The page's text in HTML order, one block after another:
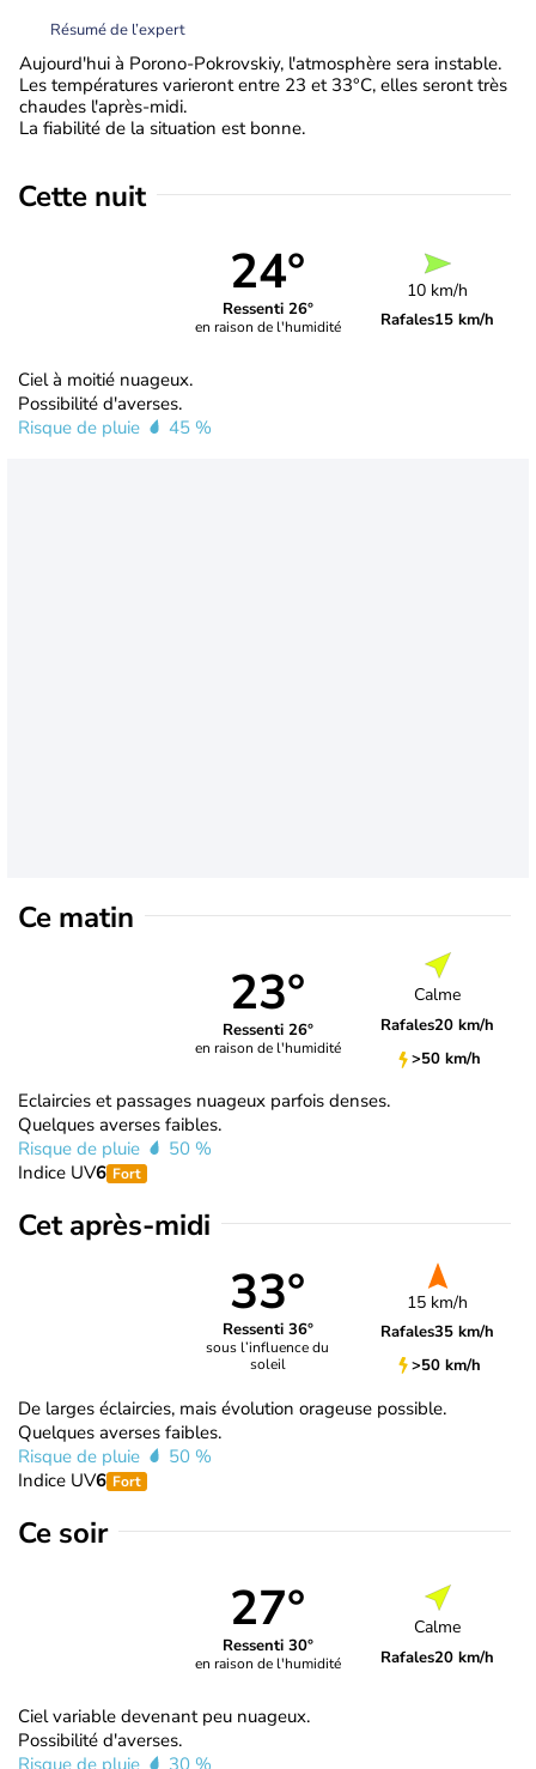
Résumé de l’expert
Aujourd'hui à Porono-Pokrovskiy, l'atmosphère sera instable.
Les températures varieront entre 23 et 33°C, elles seront très
chaudes l'après-midi.
La fiabilité de la situation est bonne.
Cette nuit
24°
Ressenti 26°
en raison de l'humidité
10 km/h
Rafales15 km/h
Ciel à moitié nuageux.
Possibilité d'averses.
Risque de pluie
45 %
Ce matin
23°
Ressenti 26°
en raison de l'humidité
Calme
Rafales20 km/h
>50 km/h
Eclaircies et passages nuageux parfois denses.
Quelques averses faibles.
Risque de pluie
50 %
Indice UV6 Fort
Cet après-midi
33°
Ressenti 36°
sous l’influence du
soleil
15 km/h
Rafales35 km/h
>50 km/h
De larges éclaircies, mais évolution orageuse possible.
Quelques averses faibles.
Risque de pluie
50 %
Indice UV6 Fort
Ce soir
27°
Ressenti 30°
en raison de l'humidité
Calme
Rafales20 km/h
Ciel variable devenant peu nuageux.
Possibilité d'averses.
Risque de pluie
30 %